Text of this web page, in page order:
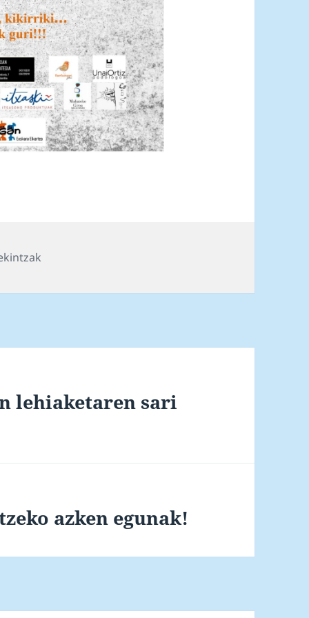
lehiaketaren sari
azken egunak!